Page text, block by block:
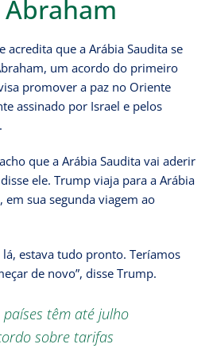
acredita que a Arábia Saudita se
um acordo do primeiro
promover a paz no Oriente
assinado por Israel e pelos
que a Arábia Saudita vai aderir
ele. Trump viaja para a Arábia
sua segunda viagem ao
estava tudo pronto. Teríamos
de novo”, disse Trump.
têm até julho
sobre tarifas